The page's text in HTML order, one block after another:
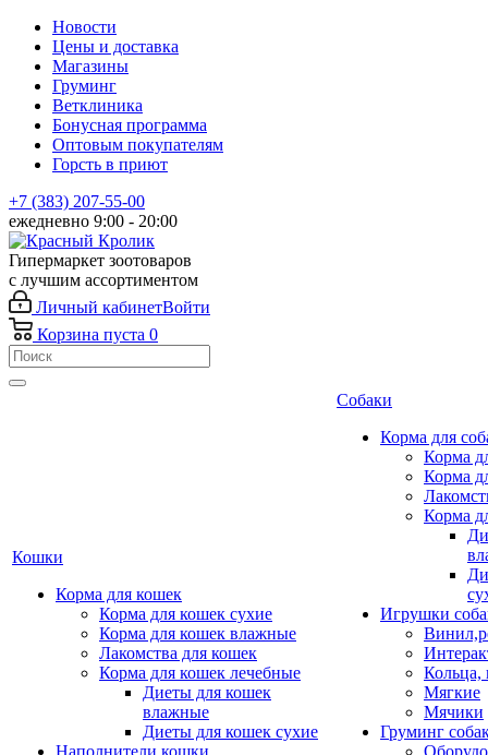
Новости
Цены и доставка
Магазины
Груминг
Ветклиника
Бонусная программа
Оптовым покупателям
Горсть в приют
+7 (383) 207-55-00
ежедневно 9:00 - 20:00
Гипермаркет зоотоваров
с лучшим ассортиментом
Личный кабинетВойти
Корзина пуста 0
Кошки
Корма для кошек
Корма для кошек сухие
Корма для кошек влажные
Лакомства для кошек
Корма для кошек лечебные
Диеты для кошек
влажные
Диеты для кошек сухие
Наполнители кошки
Собаки
Корма для
Корма
Корма
Корма
Игрушки
Кольца,
Мягкие
Мячики
Груминг